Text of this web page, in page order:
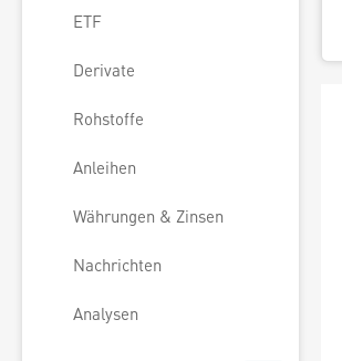
ETF
Derivate
Rohstoffe
Anleihen
Währungen & Zinsen
Nachrichten
Analysen